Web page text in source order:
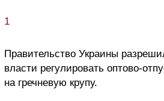
1
Правительство Украины
власти регулировать оптово-
на гречневую крупу.